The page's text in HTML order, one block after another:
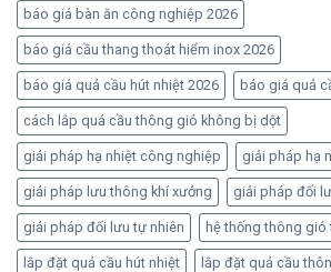
báo giá bàn ăn công nghiệp 2026
báo giá cầu thang thoát hiểm inox 2026
báo giá quả cầu hút nhiệt 2026 báo giá quả
cách lắp quả cầu thông gió không bị dột
giải pháp hạ nhiệt công nghiệp giải pháp hạ
giải pháp lưu thông khí xưởng giải pháp đối
giải pháp đối lưu tự nhiên hệ thống thông gió
lắp đặt quả cầu hút nhiệt lắp đặt quả cầu